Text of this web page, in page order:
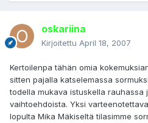
oskariina
Kirjoitettu April 18, 2007
Kertoilenpa tähän omia
sitten pajalla katselemassa
todella mukava istuskella rauhassa
vaihtoehdoista. Yksi
lopulta Mika Mäkiseltä tilasimme